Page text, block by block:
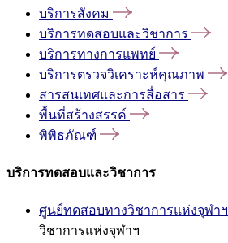
บริการสังคม
บริการทดสอบและวิชาการ
บริการทางการแพทย์
บริการตรวจวิเคราะห์คุณภาพ
สารสนเทศและการสื่อสาร
พื้นที่สร้างสรรค์
พิพิธภัณฑ์
บริการทดสอบและวิชาการ
ศูนย์ทดสอบทางวิชาการแห่งจุฬาฯ
วิชาการแห่งจุฬาฯ